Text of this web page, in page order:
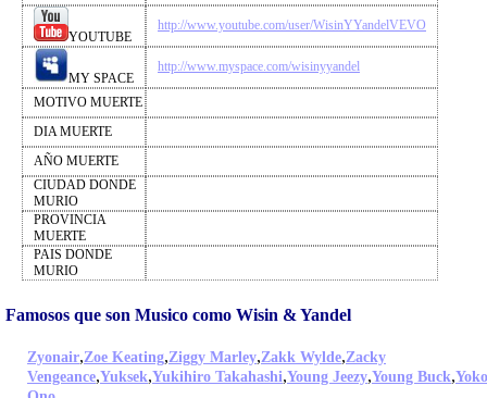
YOUTUBE
http://www.youtube.com/user/WisinYYandelVEVO
MY SPACE
http://www.myspace.com/wisinyyandel
MOTIVO MUERTE
DIA MUERTE
AÑO MUERTE
CIUDAD DONDE
MURIO
PROVINCIA
MUERTE
PAIS DONDE
MURIO
Famosos que son Musico como Wisin & Yandel
Zyonair,Zoe Keating,Ziggy Marley,Zakk Wylde,Zacky
Vengeance,Yuksek,Yukihiro Takahashi,Young Jeezy,Young Buck,Yoko